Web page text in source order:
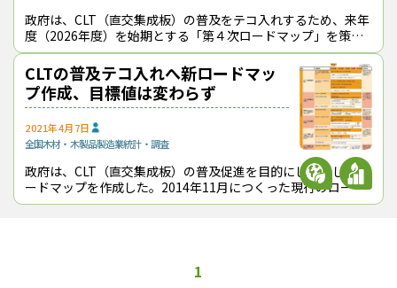
政府は、CLT（直交集成板）の普及をテコ入れするため、来年
度（2026年度）を始期とする「第４次ロードマップ」を策定
する。９月29日に開いた関係省庁連絡会議で、今年度（2025
年度）末までに新「ロー
CLTの普及テコ入れへ新ロードマッ
プ作成、目標値は変わらず
2021年4月7日
全国木材・木製品製造業統計・調査
政府は、CLT（直交集成板）の普及促進を目的にした新しいロ
ードマップを作成した。2014年11月につくった現行のロード
マップを見直し、2025（令和７）年度までの達成目標などを
1